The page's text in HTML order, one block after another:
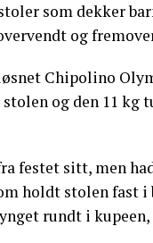
som dekker
og
Chipolino
og den 11 kg
festet sitt, men
holdt stolen fast i
rundt i